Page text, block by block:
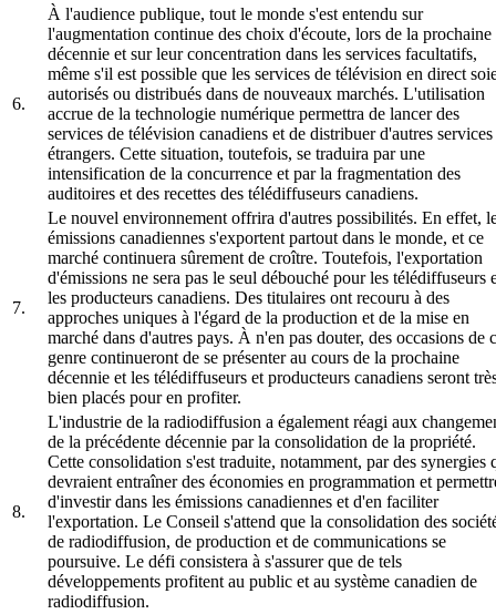
6.
À l'audience publique, tout le monde s'est entendu sur
l'augmentation continue des choix d'écoute, lors de la prochaine
décennie et sur leur concentration dans les services facultatifs,
même s'il est possible que les services de télévision en direct
autorisés ou distribués dans de nouveaux marchés. L'utilisation
accrue de la technologie numérique permettra de lancer des
services de télévision canadiens et de distribuer d'autres services
étrangers. Cette situation, toutefois, se traduira par une
intensification de la concurrence et par la fragmentation des
auditoires et des recettes des télédiffuseurs canadiens.
7.
Le nouvel environnement offrira d'autres possibilités. En effet,
émissions canadiennes s'exportent partout dans le monde, et ce
marché continuera sûrement de croître. Toutefois, l'exportation
d'émissions ne sera pas le seul débouché pour les télédiffuseurs
les producteurs canadiens. Des titulaires ont recouru à des
approches uniques à l'égard de la production et de la mise en
marché dans d'autres pays. À n'en pas douter, des occasions de
genre continueront de se présenter au cours de la prochaine
décennie et les télédiffuseurs et producteurs canadiens seront
bien placés pour en profiter.
8.
L'industrie de la radiodiffusion a également réagi aux
de la précédente décennie par la consolidation de la propriété.
Cette consolidation s'est traduite, notamment, par des synergies
devraient entraîner des économies en programmation et
d'investir dans les émissions canadiennes et d'en faciliter
l'exportation. Le Conseil s'attend que la consolidation des
de radiodiffusion, de production et de communications se
poursuive. Le défi consistera à s'assurer que de tels
développements profitent au public et au système canadien de
radiodiffusion.